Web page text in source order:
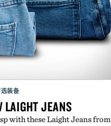
装备
LAIGHT JEANS
with these Laight Jeans from